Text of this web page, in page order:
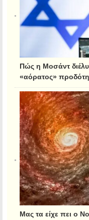
Πώς η Μοσάντ
«αόρατος»
Μας τα είχε πει ο